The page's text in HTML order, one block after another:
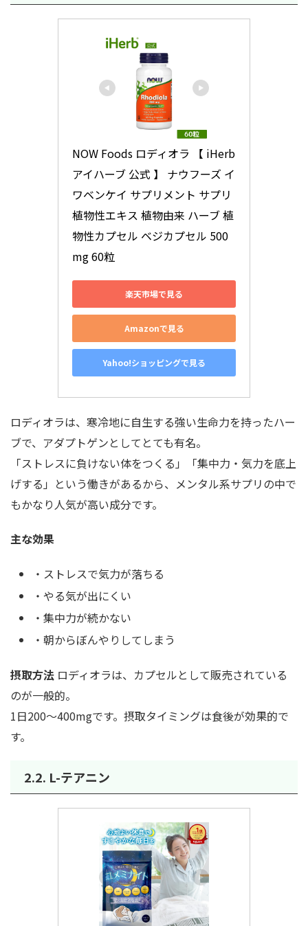
NOW Foods ロディオラ 【 iHerb
アイハーブ 公式 】 ナウフーズ イ
ワベンケイ サプリメント サプリ
植物性エキス 植物由来 ハーブ 植
物性カプセル ベジカプセル 500
mg 60粒
楽天市場で見る
Amazonで見る
Yahoo!ショッピングで見る
ロディオラは、寒冷地に自生する強い生命力を持ったハー
ブで、アダプトゲンとしてとても有名。
「ストレスに負けない体をつくる」「集中力・気力を底上
げする」という働きがあるから、メンタル系サプリの中で
もかなり人気が高い成分です。
主な効果
・ストレスで気力が落ちる
・やる気が出にくい
・集中力が続かない
・朝からぼんやりしてしまう
摂取方法 ロディオラは、カプセルとして販売されている
のが一般的。
1日200〜400mgです。摂取タイミングは食後が効果的で
す。
2.2. L-テアニン